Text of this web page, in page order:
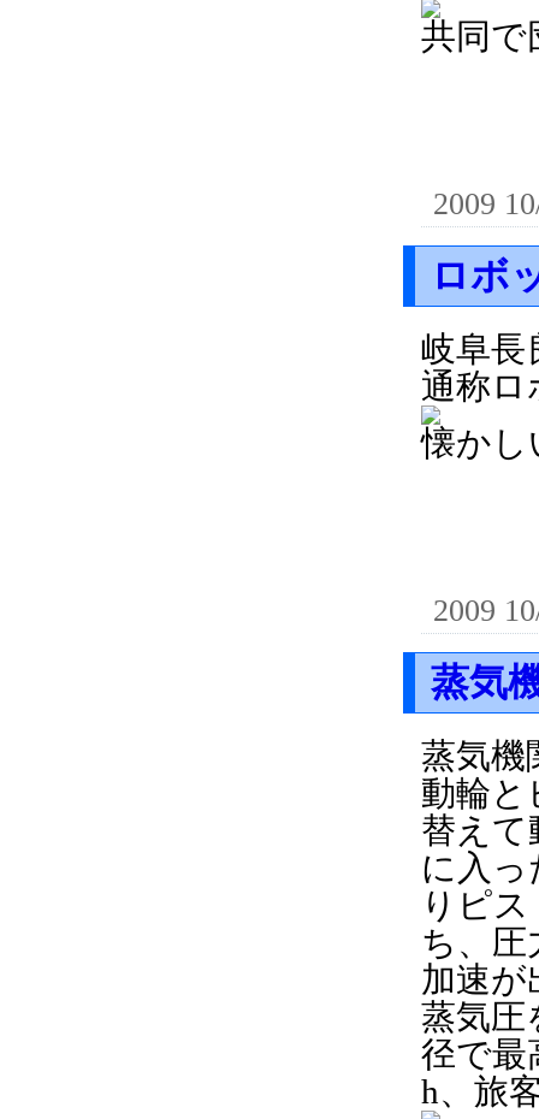
共同
2009
ロボ
岐阜長
通称ロ
懐かし
2009
蒸気
蒸気機
動輪と
替えて
に入
りピ
ち、圧
加速が
蒸気圧
径で最
h、旅